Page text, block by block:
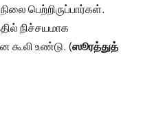
பெற்றிருப்பார்கள்.
நிச்சயமாக
கூலி உண்டு. (ஸூரத்துத்